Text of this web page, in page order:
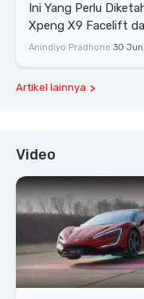
Ini Yang Perlu
Xpeng X9
Anindiyo Pradhono 30
Artikel lainnya
Video